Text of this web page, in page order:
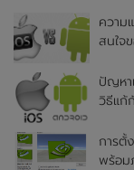
ความ
สนใจ
ปัญหา
วิธีแก้
การตั้
พร้อม